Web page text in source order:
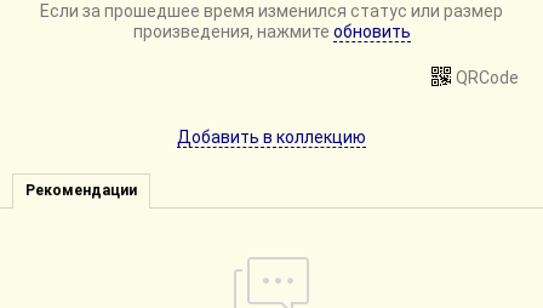
Если за прошедшее время изменился статус или размер
произведения, нажмите обновить
QRCode
Добавить в коллекцию
Рекомендации